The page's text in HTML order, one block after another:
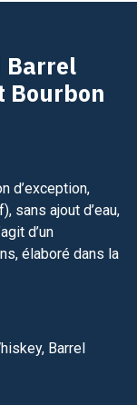
Barrel
Bourbon
d’exception,
sans ajout d’eau,
d’un
élaboré dans la
Barrel